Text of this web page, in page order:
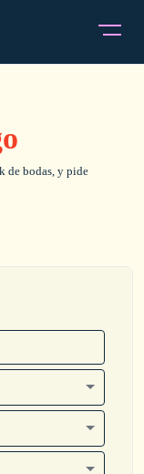
de bodas, y pide